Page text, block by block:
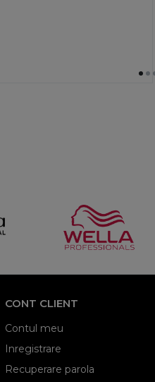
CONT CLIENT
Contul meu
Inregistrare
Recuperare parola